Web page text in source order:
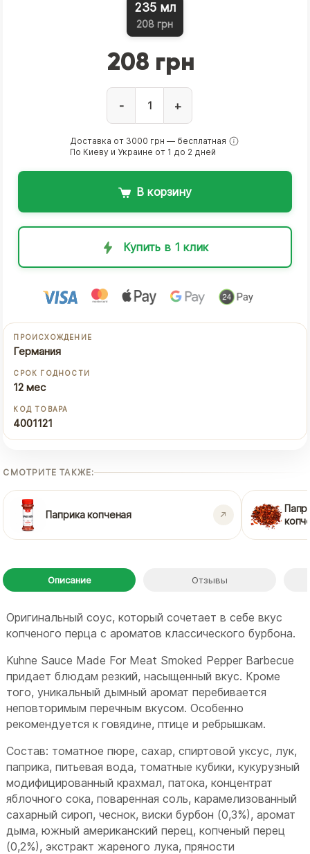
235 мл
208 грн
208 грн
- +
Доставка от 3000 грн — бесплатная
По Киеву и Украине от 1 до 2 дней
В корзину
Купить в 1 клик
ПРОИСХОЖДЕНИЕ
Германия
СРОК ГОДНОСТИ
12 мес
КОД ТОВАРА
4001121
СМОТРИТЕ ТАКЖЕ:
Паприка копченая
Описание Отзывы
Оригинальный соус, который сочетает в себе вкус
копченого перца с ароматов классического бурбона.
Kuhne Sauce Made For Meat Smoked Pepper Barbecue
придает блюдам резкий, насыщенный вкус. Кроме
того, уникальный дымный аромат перебивается
неповторимым перечным вкусом. Особенно
рекомендуется к говядине, птице и ребрышкам.
Состав: томатное пюре, сахар, спиртовой уксус, лук,
паприка, питьевая вода, томатные кубики, кукурузный
модифицированный крахмал, патока, концентрат
яблочного сока, поваренная соль, карамелизованный
сахарный сироп, чеснок, виски бурбон (0,3%), аромат
дыма, южный американский перец, копченый перец
(0,2%), экстракт жареного лука, пряности